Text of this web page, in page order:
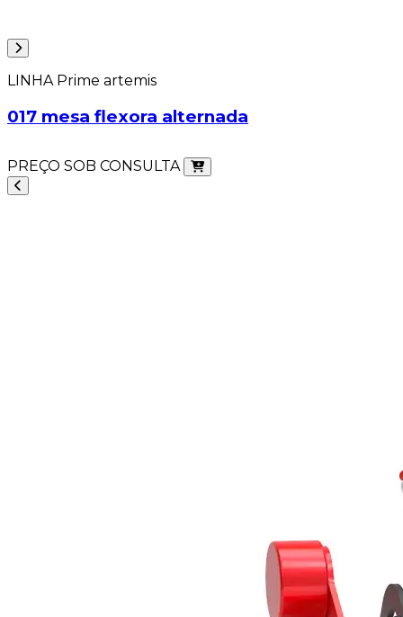
LINHA Prime artemis
017 mesa flexora alternada
PREÇO SOB CONSULTA